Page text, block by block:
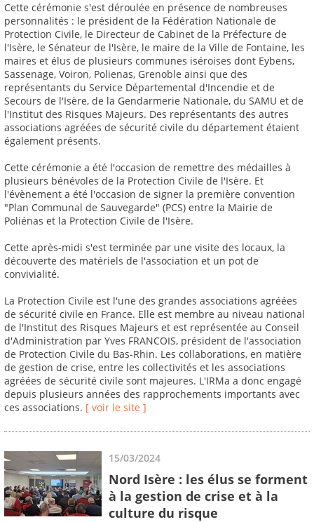
Cette cérémonie s'est déroulée en présence de nombreuses
personnalités : le président de la Fédération Nationale de
Protection Civile, le Directeur de Cabinet de la Préfecture de
l'Isère, le Sénateur de l'Isère, le maire de la Ville de Fontaine, les
maires et élus de plusieurs communes iséroises dont Eybens,
Sassenage, Voiron, Polienas, Grenoble ainsi que des
représentants du Service Départemental d'Incendie et de
Secours de l'Isère, de la Gendarmerie Nationale, du SAMU et de
l'Institut des Risques Majeurs. Des représentants des autres
associations agréées de sécurité civile du département étaient
également présents.
Cette cérémonie a été l'occasion de remettre des médailles à
plusieurs bénévoles de la Protection Civile de l'Isère. Et
l'évènement a été l'occasion de signer la première convention
"Plan Communal de Sauvegarde" (PCS) entre la Mairie de
Poliénas et la Protection Civile de l'Isère.
Cette après-midi s'est terminée par une visite des locaux, la
découverte des matériels de l'association et un pot de
convivialité.
La Protection Civile est l'une des grandes associations agréées
de sécurité civile en France. Elle est membre au niveau national
de l'Institut des Risques Majeurs et est représentée au Conseil
d'Administration par Yves FRANCOIS, président de l'association
de Protection Civile du Bas-Rhin. Les collaborations, en matière
de gestion de crise, entre les collectivités et les associations
agréées de sécurité civile sont majeures. L'IRMa a donc engagé
depuis plusieurs années des rapprochements importants avec
ces associations. [ voir le site ]
15/03/2024
Nord Isère : les élus se forment
à la gestion de crise et à la
culture du risque